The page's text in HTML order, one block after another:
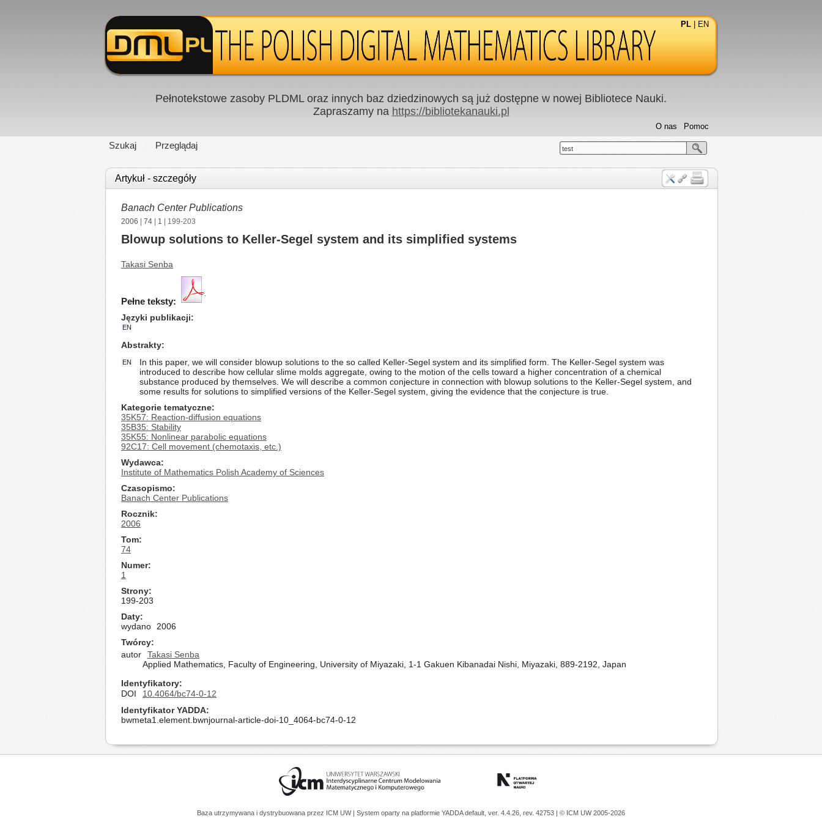
PL EN
Pełnotekstowe zasoby PLDML oraz innych baz dziedzinowych są już dostępne w nowej Bibliotece Nauki.
Zapraszamy na https://bibliotekanauki.pl
Szukaj Przeglądaj
Pomoc
O nas
test
Artykuł - szczegóły
Banach Center Publications
2006 74 1 | 199-203
Blowup solutions to Keller-Segel system and its simplified systems
Takasi Senba
Pełne teksty:
Języki publikacji
EN
Abstrakty
EN
In this paper, we will consider blowup solutions to the so called Keller-Segel system and its simplified form. The Keller-Segel system was
introduced to describe how cellular slime molds aggregate, owing to the motion of the cells toward a higher concentration of a chemical
substance produced by themselves. We will describe a common conjecture in connection with blowup solutions to the Keller-Segel system, and
some results for solutions to simplified versions of the Keller-Segel system, giving the evidence that the conjecture is true.
Kategorie tematyczne
35K57: Reaction-diffusion equations
35B35: Stability
35K55: Nonlinear parabolic equations
92C17: Cell movement (chemotaxis, etc.)
Wydawca
Institute of Mathematics Polish Academy of Sciences
Czasopismo
Banach Center Publications
Rocznik
2006
Tom
74
Numer
1
Strony
199-203
Daty
wydano
2006
Twórcy
autor
Takasi Senba
Applied Mathematics, Faculty of Engineering, University of Miyazaki, 1-1 Gakuen Kibanadai Nishi, Miyazaki, 889-2192, Japan
Identyfikatory
DOI
10.4064/bc74-0-12
Identyfikator YADDA
bwmeta1.element.bwnjournal-article-doi-10_4064-bc74-0-12
Baza utrzymywana i dystrybuowana przez ICM UW | System oparty na platformie YADDAdefault, ver. 4.4.26, rev. 42753 | © ICM UW 2005-2026